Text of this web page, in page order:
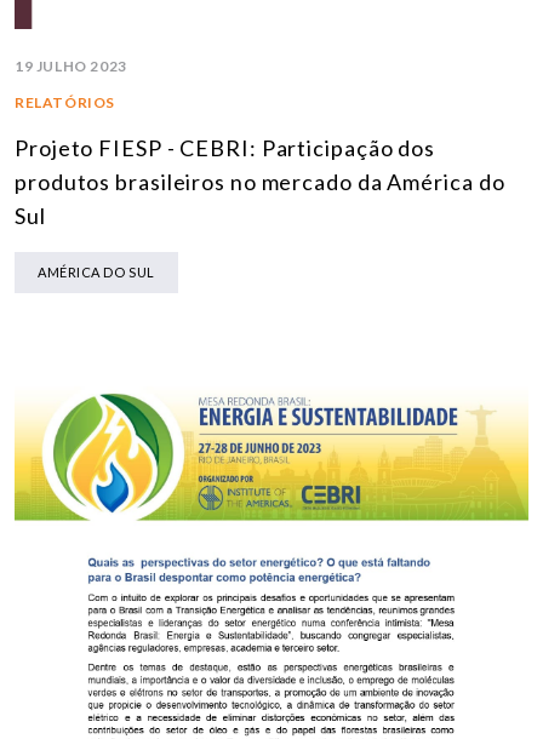
19 JULHO 2023
RELATÓRIOS
Projeto FIESP - CEBRI: Participação dos
produtos brasileiros no mercado da América do
Sul
AMÉRICA DO SUL